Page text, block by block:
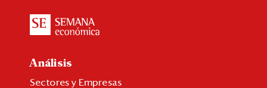
Análisis
Sectores y Empresas